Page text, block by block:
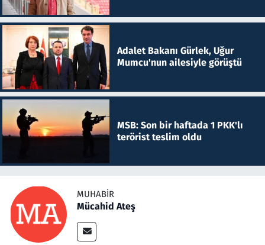
Adalet Bakanı Gürlek, Uğur
Mumcu'nun ailesiyle görüştü
MSB: Son bir haftada 1 PKK'lı
terörist teslim oldu
MUHABIR
Mücahid Ateş